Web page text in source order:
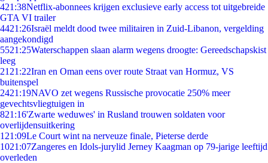
421:38Netflix-abonnees krijgen exclusieve early access tot uitgebreide
GTA VI trailer
4421:26Israël meldt dood twee militairen in Zuid-Libanon, vergelding
aangekondigd
5521:25Waterschappen slaan alarm wegens droogte: Gereedschapskist
leeg
21 21:22Iran en Oman eens over route Straat van Hormuz, VS
buitenspel
2421:19NAVO zet wegens Russische provocatie 250% meer
gevechtsvliegtuigen in
821:16'Zwarte weduwes' in Rusland trouwen soldaten voor
overlijdensuitkering
1 21:09Le Court wint na nerveuze finale, Pieterse derde
1021:07Zangeres en Idols-jurylid Jerney Kaagman op 79-jarige leeftijd
overleden